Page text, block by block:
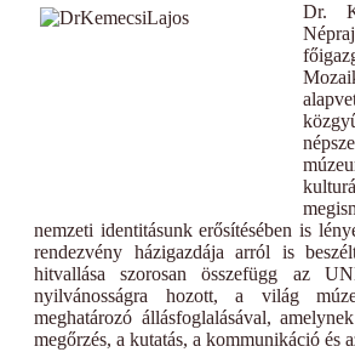
Dr.
nemzeti identitásunk erősítésében is
rendezvény házigazdája arról is
hitvallása szorosan összefügg az
nyilvánosságra hozott, a világ
meghatározó állásfoglalásával,
megőrzés, a kutatás, a kommunikáció és